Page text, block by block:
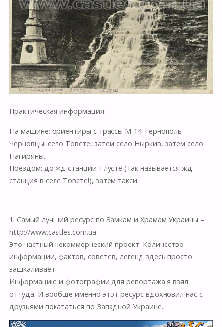
Практическая информация:
На машине: ориентиры с трассы М-14 Тернополь-
Черновцы: село Товсте, затем село Ныркив, затем село
Нагиряны.
Поездом: до жд станции Тлусте (так называется жд
станция в селе Товсте!), затем такси.
1. Самый лучший ресурс по Замкам и Храмам Украины –
http://www.castles.com.ua
Это частный некоммерческий проект. Количество
информации, фактов, советов, легенд здесь просто
зашкаливает.
Информацию и фотографии для репортажа я взял
оттуда. И вообще именно этот ресурс вдохновил нас с
друзьями покататься по Западной Украине.